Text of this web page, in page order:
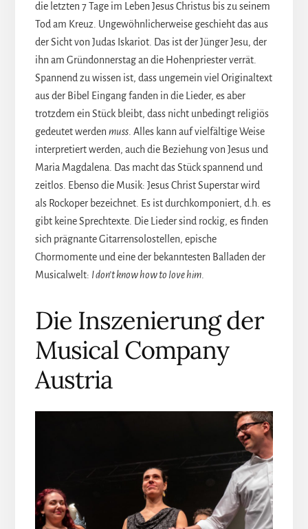
die letzten 7 Tage im Leben Jesus Christus bis zu seinem
Tod am Kreuz. Ungewöhnlicherweise geschieht das aus
der Sicht von Judas Iskariot. Das ist der Jünger Jesu, der
ihn am Gründonnerstag an die Hohenpriester verrät.
Spannend zu wissen ist, dass ungemein viel Originaltext
aus der Bibel Eingang fanden in die Lieder, es aber
trotzdem ein Stück bleibt, dass nicht unbedingt religiös
gedeutet werden muss. Alles kann auf vielfältige Weise
interpretiert werden, auch die Beziehung von Jesus und
Maria Magdalena. Das macht das Stück spannend und
zeitlos. Ebenso die Musik: Jesus Christ Superstar wird
als Rockoper bezeichnet. Es ist durchkomponiert, d.h. es
gibt keine Sprechtexte. Die Lieder sind rockig, es finden
sich prägnante Gitarrensolostellen, epische
Chormomente und eine der bekanntesten Balladen der
Musicalwelt: I don’t know how to love him.
Die Inszenierung der
Musical Company
Austria